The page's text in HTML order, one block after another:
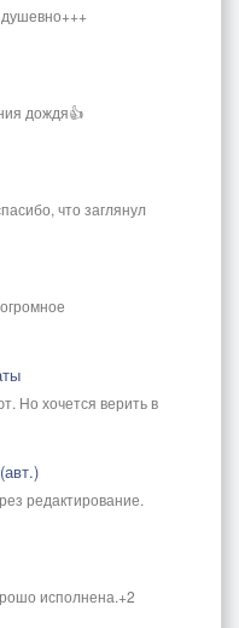
дождя👍
что заглянул
Но хочется верить в
редактирование.
исполнена.+2